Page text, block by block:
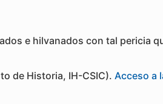
e hilvanados con tal pericia
de Historia, IH-CSIC). Acceso a